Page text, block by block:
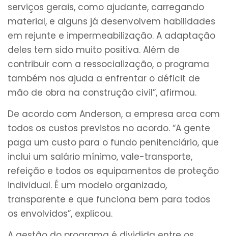
serviços gerais, como ajudante, carregando
material, e alguns já desenvolvem habilidades
em rejunte e impermeabilização. A adaptação
deles tem sido muito positiva. Além de
contribuir com a ressocialização, o programa
também nos ajuda a enfrentar o déficit de
mão de obra na construção civil”, afirmou.
De acordo com Anderson, a empresa arca com
todos os custos previstos no acordo. “A gente
paga um custo para o fundo penitenciário, que
inclui um salário mínimo, vale-transporte,
refeição e todos os equipamentos de proteção
individual. É um modelo organizado,
transparente e que funciona bem para todos
os envolvidos”, explicou.